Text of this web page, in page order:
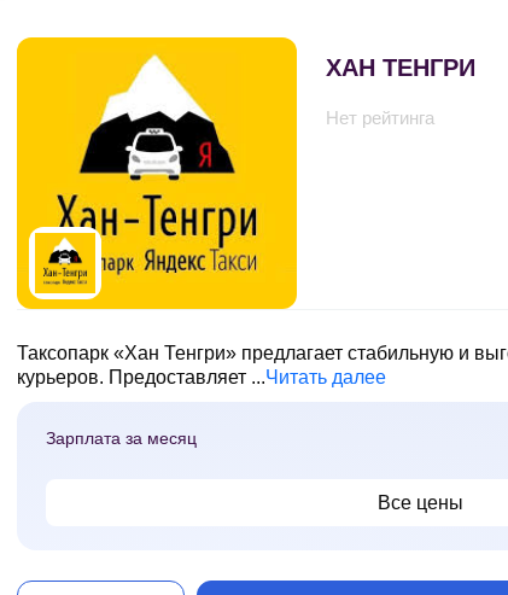
ХАН ТЕНГРИ
Нет рейтинга
Таксопарк «Хан Тенгри» предлагает стабильную и
курьеров. Предоставляет ...Читать далее
Зарплата за месяц
Все цены